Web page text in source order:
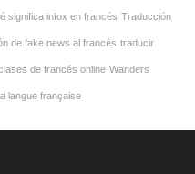
significa infox en francés Traducción
de fake news al francés traducir
de francés online Wanders
langue française